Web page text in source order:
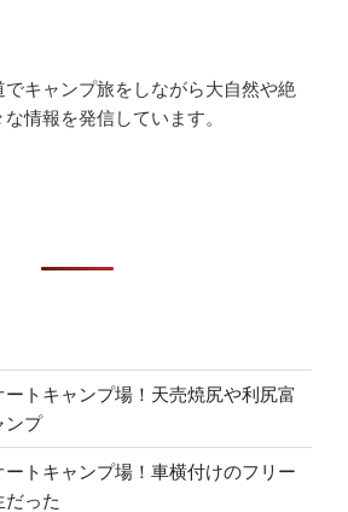
キャンプ旅をしながら大自然や絶
情報を発信しています。
ートキャンプ場！天売焼尻や利尻富
ンプ
トキャンプ場！車横付けのフリー
った